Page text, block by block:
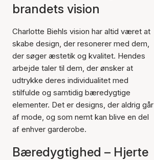
brandets vision
Charlotte Biehls vision har altid været at
skabe design, der resonerer med dem,
der søger æstetik og kvalitet. Hendes
arbejde taler til dem, der ønsker at
udtrykke deres individualitet med
stilfulde og samtidig bæredygtige
elementer. Det er designs, der aldrig går
af mode, og som nemt kan blive en del
af enhver garderobe.
Bæredygtighed – Hjerte